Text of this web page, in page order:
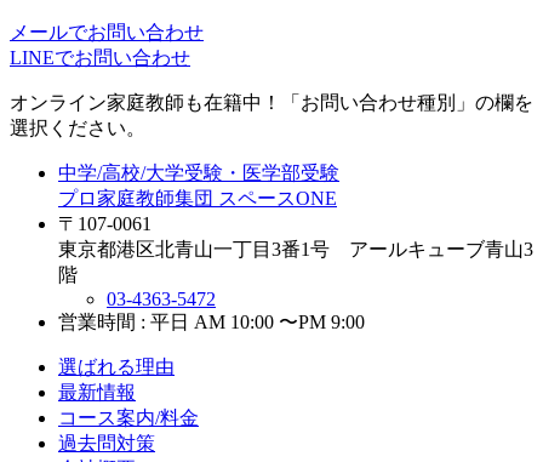
メールでお問い合わせ
LINEでお問い合わせ
オンライン家庭教師 も在籍中！「お問い合わせ種別」の欄を
選択ください。
中学/高校/大学受験・医学部受験
プロ家庭教師集団 スペースONE
〒107-0061
東京都港区北青山一丁目3番1号 アールキューブ青山3
階
03-4363-5472
営業時間 : 平日 AM 10:00 〜PM 9:00
選ばれる理由
最新情報
コース案内/料金
過去問対策